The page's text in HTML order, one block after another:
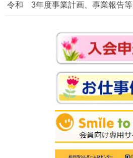
令和 3年度事業計画、事業報告等